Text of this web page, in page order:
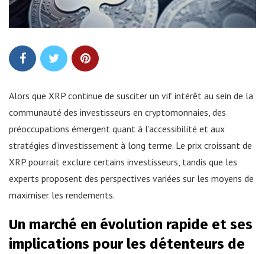
Alors que XRP continue de susciter un vif intérêt au sein de la
communauté des investisseurs en cryptomonnaies, des
préoccupations émergent quant à l’accessibilité et aux
stratégies d’investissement à long terme. Le prix croissant de
XRP pourrait exclure certains investisseurs, tandis que les
experts proposent des perspectives variées sur les moyens de
maximiser les rendements.
Un marché en évolution rapide et ses
implications pour les détenteurs de